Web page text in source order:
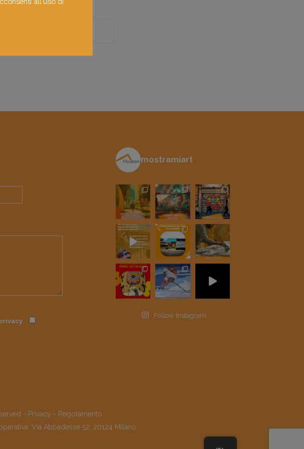
mostramiart
Follow Instagram
- Privacy - Regolamento
Via Abbadesse 52, 20124 Milano